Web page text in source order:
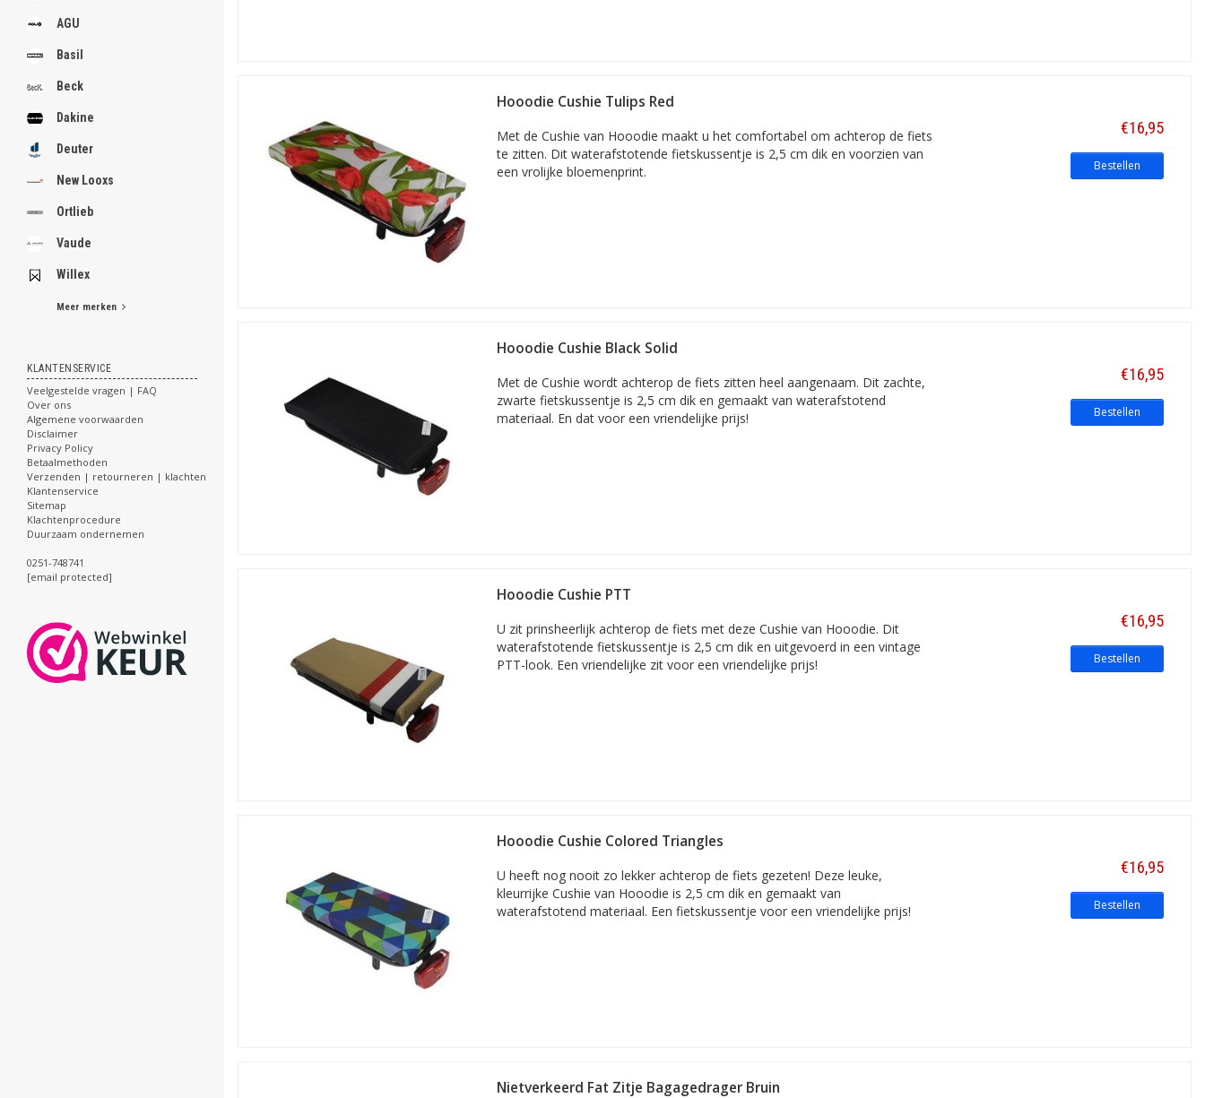
AGU
Basil
Beck
Dakine
Deuter
New Looxs
Ortlieb
Vaude
Willex
Meer merken
KLANTENSERVICE
Veelgestelde vragen | FAQ
Over ons
Algemene voorwaarden
Disclaimer
Privacy Policy
Betaalmethoden
Verzenden | retourneren | klachten
Klantenservice
Sitemap
Klachtenprocedure
Duurzaam ondernemen
0251-748741
[email protected]
Hooodie Cushie Tulips Red
Met de Cushie van Hooodie maakt u het comfortabel om achterop de fiets
te zitten. Dit waterafstotende fietskussentje is 2,5 cm dik en voorzien van
een vrolijke bloemenprint.
€16,95
Bestellen
Hooodie Cushie Black Solid
Met de Cushie wordt achterop de fiets zitten heel aangenaam. Dit zachte,
zwarte fietskussentje is 2,5 cm dik en gemaakt van waterafstotend
materiaal. En dat voor een vriendelijke prijs!
€16,95
Bestellen
Hooodie Cushie PTT
U zit prinsheerlijk achterop de fiets met deze Cushie van Hooodie. Dit
waterafstotende fietskussentje is 2,5 cm dik en uitgevoerd in een vintage
PTT-look. Een vriendelijke zit voor een vriendelijke prijs!
€16,95
Bestellen
Hooodie Cushie Colored Triangles
U heeft nog nooit zo lekker achterop de fiets gezeten! Deze leuke,
kleurrijke Cushie van Hooodie is 2,5 cm dik en gemaakt van
waterafstotend materiaal. Een fietskussentje voor een vriendelijke prijs!
€16,95
Bestellen
Nietverkeerd Fat Zitje Bagagedrager Bruin